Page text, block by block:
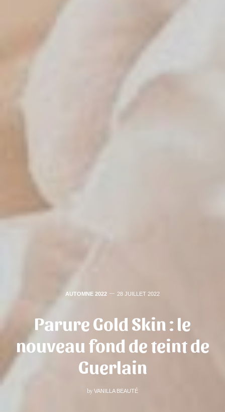
AUTOMNE 2022 28 JUILLET 2022
Parure Gold Skin : le
nouveau fond de teint de
Guerlain
by VANILLA BEAUTÉ